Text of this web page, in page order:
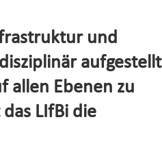
und
aufgestellt
allen Ebenen zu
LIfBi die